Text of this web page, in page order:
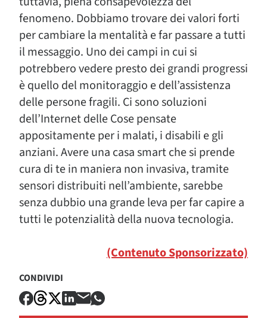
fenomeno. Dobbiamo trovare dei valori forti
per cambiare la mentalità e far passare a tutti
il messaggio. Uno dei campi in cui si
potrebbero vedere presto dei grandi progressi
è quello del monitoraggio e dell’assistenza
delle persone fragili. Ci sono soluzioni
dell’Internet delle Cose pensate
appositamente per i malati, i disabili e gli
anziani. Avere una casa smart che si prende
cura di te in maniera non invasiva, tramite
sensori distribuiti nell’ambiente, sarebbe
senza dubbio una grande leva per far capire a
tutti le potenzialità della nuova tecnologia.
(Contenuto Sponsorizzato)
CONDIVIDI